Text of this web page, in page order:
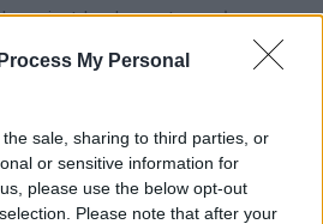
My Personal
sale, sharing to third parties, or
or sensitive information for
please use the below opt-out
Please note that after your
jest bardzo wytrzymała, a
chłodzące powodują, że
temperatury. To urządzenia
dla tych osób, które cenią
i ekologiczne rozwiązania –